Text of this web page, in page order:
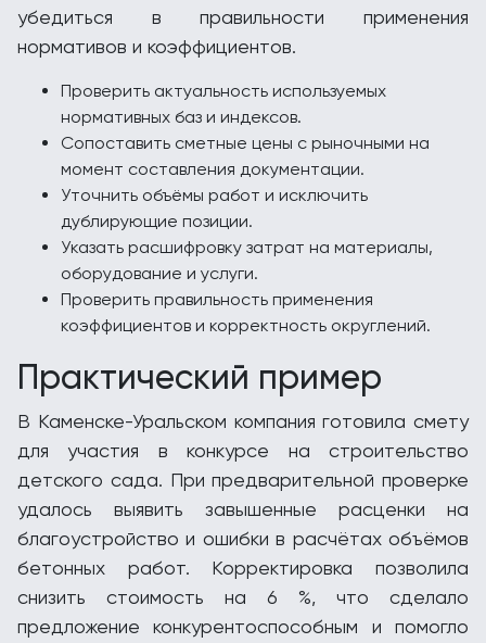
убедиться в правильности применения
нормативов и коэффициентов.
Проверить актуальность используемых
нормативных баз и индексов.
Сопоставить сметные цены с рыночными на
момент составления документации.
Уточнить объёмы работ и исключить
дублирующие позиции.
Указать расшифровку затрат на материалы,
оборудование и услуги.
Проверить правильность применения
коэффициентов и корректность округлений.
Практический пример
В Каменске-Уральском компания готовила смету
для участия в конкурсе на строительство
детского сада. При предварительной проверке
удалось выявить завышенные расценки на
благоустройство и ошибки в расчётах объёмов
бетонных работ. Корректировка позволила
снизить стоимость на 6 %, что сделало
предложение конкурентоспособным и помогло